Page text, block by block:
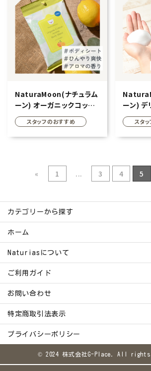
NaturaMoon(ナチュラム
ーン) オーガニックコット
ン アロマ ボディシート
スタッフのおすすめ
ーン) デ
ーム
スタ
« 1 ... 3 4 5
カテゴリーから探す
ホーム
Naturiasについて
ご利用ガイド
お問い合わせ
特定商取引法表示
プライバシーポリシー
© 2024 株式会社G-Place. All rights